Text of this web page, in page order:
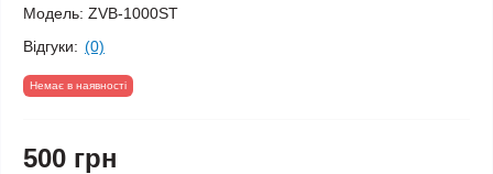
Модель: ZVB-1000ST
Відгуки: (0)
Немає в наявності
500 грн